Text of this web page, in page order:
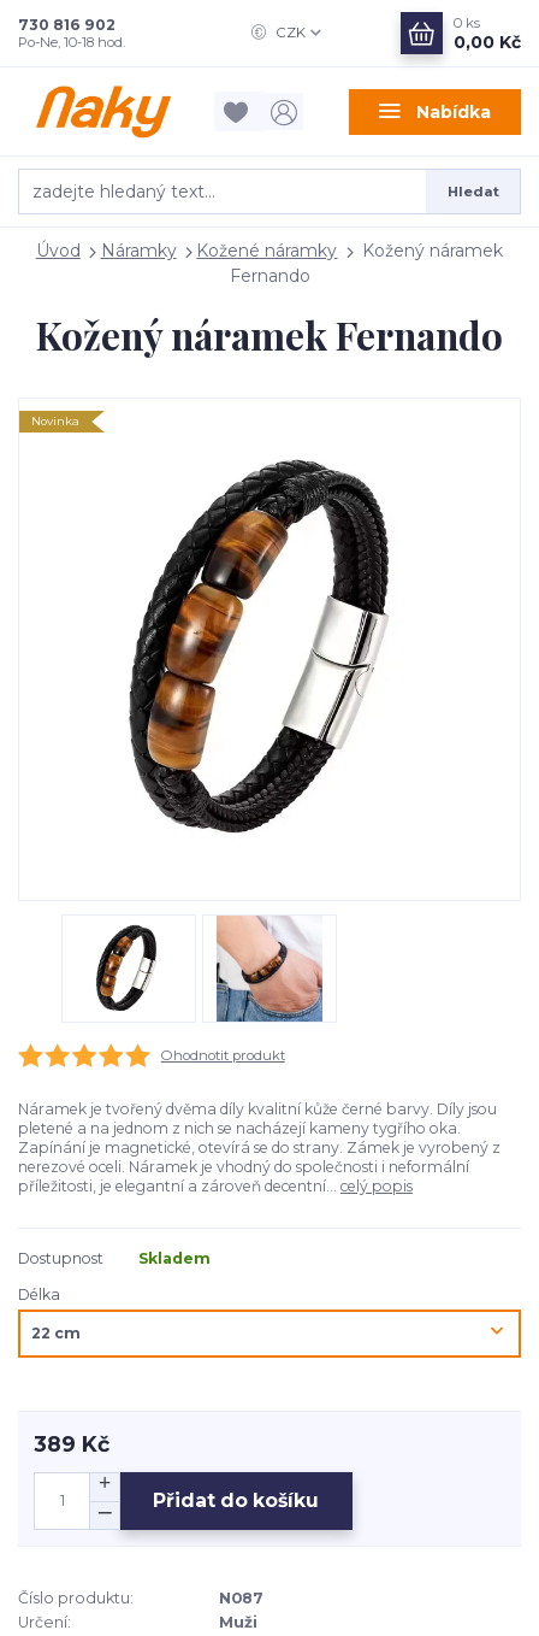
Nabídka
CZK
Hledat
730 816 902
Po-Ne, 10-18 hod.
0 ks
0,00 Kč
Úvod Náramky Kožené náramky
Kožený náramek
Fernando
Kožený náramek Fernando
Novinka
Ohodnotit produkt
Náramek je tvořený dvěma díly kvalitní kůže černé barvy. Díly jsou
pletené a na jednom z nich se nacházejí kameny tygřího oka.
Zapínání je magnetické, otevírá se do strany. Zámek je vyrobený z
nerezové oceli. Náramek je vhodný do společnosti i neformální
příležitosti, je elegantní a zároveň decentní... celý popis
Dostupnost
Skladem
Délka
389 Kč
Přidat do košíku
Číslo produktu:
N087
Určení:
Muži